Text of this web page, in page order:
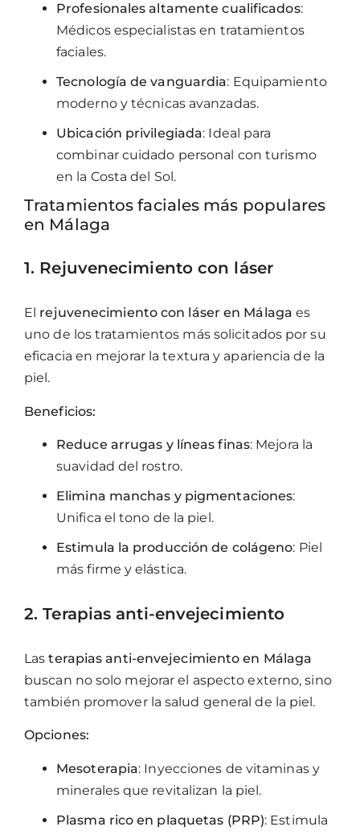
Profesionales altamente cualificados:
Médicos especialistas en tratamientos
faciales.
Tecnología de vanguardia: Equipamiento
moderno y técnicas avanzadas.
Ubicación privilegiada: Ideal para
combinar cuidado personal con turismo
en la Costa del Sol.
Tratamientos faciales más populares
en Málaga
1. Rejuvenecimiento con láser
El rejuvenecimiento con láser en Málaga es
uno de los tratamientos más solicitados por su
eficacia en mejorar la textura y apariencia de la
piel.
Beneficios:
Reduce arrugas y líneas finas: Mejora la
suavidad del rostro.
Elimina manchas y pigmentaciones:
Unifica el tono de la piel.
Estimula la producción de colágeno: Piel
más firme y elástica.
2. Terapias anti-envejecimiento
Lasterapias anti-envejecimiento en Málaga
buscan no solo mejorar el aspecto externo, sino
también promover la salud general de la piel.
Opciones:
Mesoterapia: Inyecciones de vitaminas y
minerales que revitalizan la piel.
Plasma rico en plaquetas (PRP): Estimula